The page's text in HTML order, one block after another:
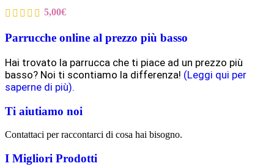
5,00€
Parrucche online al prezzo più basso
Hai trovato la parrucca che ti piace ad un prezzo più
basso? Noi ti scontiamo la differenza! (Leggi qui per
saperne di più).
Ti aiutiamo noi
Contattaci per raccontarci di cosa hai bisogno.
I Migliori Prodotti